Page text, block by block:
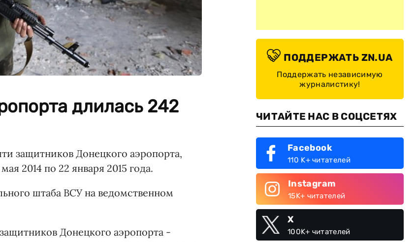
длилась 242
защитников Донецкого аэропорта,
2014 по 22 января 2015 года.
штаба ВСУ на ведомственном
Донецкого аэропорта -
ПОДДЕРЖАТЬ ZN.UA
Поддержать независимую
журналистику!
ЧИТАЙТЕ НАС В СОЦСЕТЯХ
Facebook
110 K+ читателей
Instagram
15K+ читателей
X
100K+ читателей